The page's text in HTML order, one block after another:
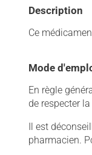
Description
Ce
Mode
En règle
de respecter
Il est
pharmacien.